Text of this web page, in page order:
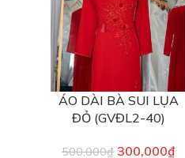
ÁO DÀI BÀ SUI LỤA
ĐỎ (GVĐL2-40)
500,000₫ 300,000₫